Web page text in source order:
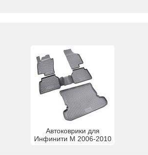
Автоковрики для
Инфинити М 2006-2010